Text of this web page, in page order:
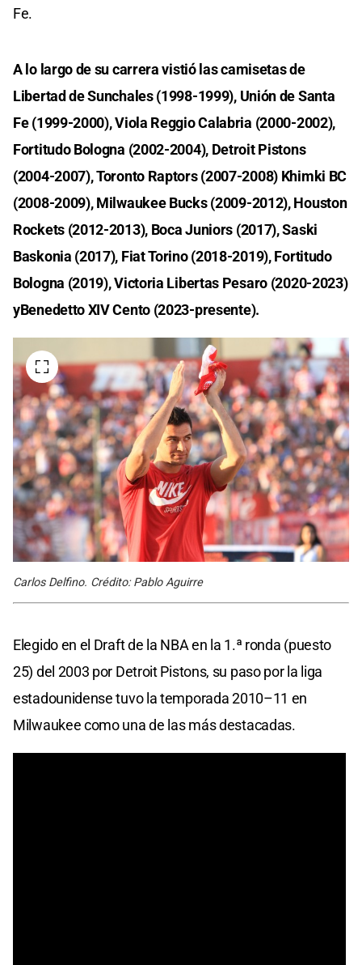
Fe.
A lo largo de su carrera vistió las camisetas de
Libertad de Sunchales (1998-1999), Unión de Santa
Fe (1999-2000), Viola Reggio Calabria (2000-2002),
Fortitudo Bologna (2002-2004), Detroit Pistons
(2004-2007), Toronto Raptors (2007-2008) Khimki BC
(2008-2009), Milwaukee Bucks (2009-2012), Houston
Rockets (2012-2013), Boca Juniors (2017), Saski
Baskonia (2017), Fiat Torino (2018-2019), Fortitudo
Bologna (2019), Victoria Libertas Pesaro (2020-2023)
yBenedetto XIV Cento (2023-presente).
Carlos Delfino. Crédito: Pablo Aguirre
Elegido en el Draft de la NBA en la 1.ª ronda (puesto
25) del 2003 por Detroit Pistons, su paso por la liga
estadounidense tuvo la temporada 2010–11 en
Milwaukee como una de las más destacadas.